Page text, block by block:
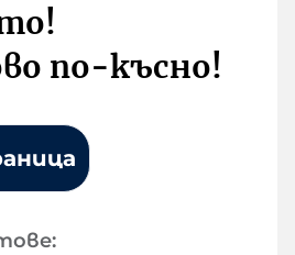
по-късно!